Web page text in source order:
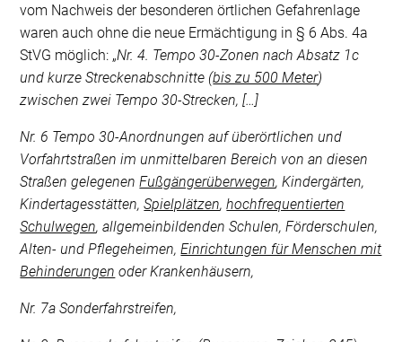
vom Nachweis der besonderen örtlichen Gefahrenlage
waren auch ohne die neue Ermächtigung in § 6 Abs. 4a
StVG möglich: „Nr. 4. Tempo 30-Zonen nach Absatz 1c
und kurze Streckenabschnitte (bis zu 500 Meter)
zwischen zwei Tempo 30-Strecken, […]
Nr. 6 Tempo 30-Anordnungen auf überörtlichen und
Vorfahrtstraßen im unmittelbaren Bereich von an diesen
Straßen gelegenenFußgängerüberwegen, Kindergärten,
Kindertagesstätten,Spielplätzen,hochfrequentierten
Schulwegen, allgemeinbildenden Schulen, Förderschulen,
Alten- und Pflegeheimen,Einrichtungen für Menschen mit
Behinderungen oder Krankenhäusern,
Nr. 7a Sonderfahrstreifen,